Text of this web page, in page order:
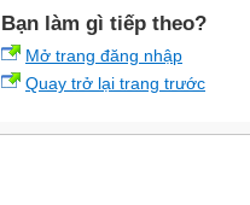
Bạn làm gì tiếp theo?
Mở trang đăng nhập
Quay trở lại trang trước